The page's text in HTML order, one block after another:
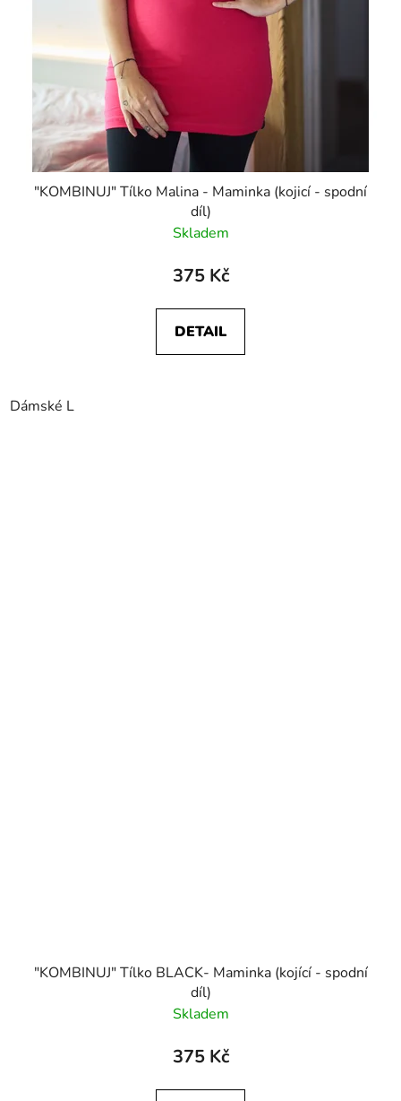
"KOMBINUJ" Tílko Malina - Maminka (kojicí - spodní
díl)
Skladem
375 Kč
DETAIL
Dámské L
"KOMBINUJ" Tílko BLACK- Maminka (kojící - spodní
díl)
Skladem
375 Kč